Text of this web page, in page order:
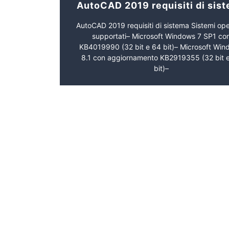
AutoCAD 2019 requisiti di
AutoCAD 2019 requisiti di sistema Sistemi
supportati– Microsoft Windows 7 SP1
KB4019990 (32 bit e 64 bit)– Microsoft
8.1 con aggiornamento KB2919355 (32 bit
bit)–